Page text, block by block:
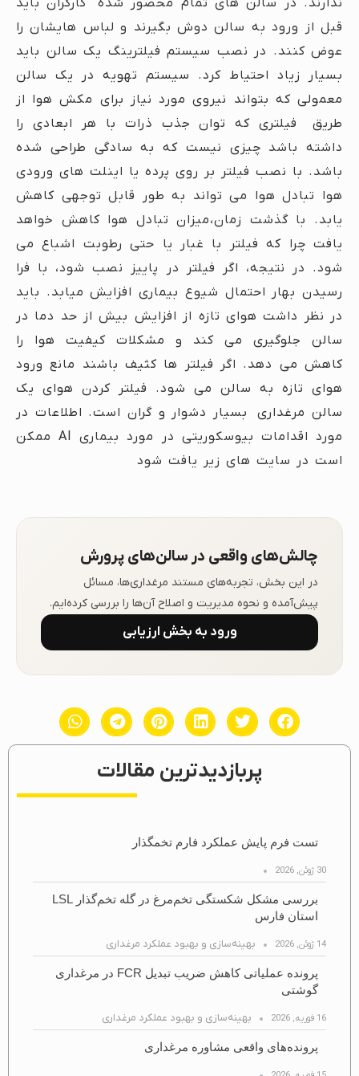
ندارند. در سالن های تمام محصور شده کارگران باید
قبل از ورود به سالن دوش بگیرند و لباس هایشان را
عوض کنند. در نصب سیستم فیلترینگ یک سالن باید
بسیار زیاد احتیاط کرد. سیستم تهویه در یک سالن
معمولی که بتواند نیروی مورد نیاز برای مکش هوا از
طریق فیلتری که توان جذب ذرات با هر ابعادی را
داشته باشد چیزی نیست که به سادگی طراحی شده
باشد. با نصب فیلتر بر روی پرده یا اینلت های ورودی
هوا تبادل هوا می تواند به طور قابل توجهی کاهش
یابد. با گذشت زمان،میزان تبادل هوا کاهش خواهد
یافت چرا که فیلتر با غبار یا حتی رطوبت اشباع می
شود. در نتیجه، اگر فیلتر در پاییز نصب شود، با فرا
رسیدن بهار احتمال شیوع بیماری افزایش میابد. باید
در نظر داشت هوای تازه از افزایش بیش از حد دما در
سالن جلوگیری می کند و مشکلات کیفیت هوا را
کاهش می دهد. اگر فیلتر ها کثیف باشند مانع ورود
هوای تازه به سالن می شود. فیلتر کردن هوای یک
سالن مرغداری بسیار دشوار و گران است. اطلاعات در
مورد اقدامات بیوسکوریتی در مورد بیماری AI ممکن
است در سایت های زیر یافت شود
چالش‌های واقعی در سالن‌های پرورش
در این بخش، تجربه‌های مستند مرغداری‌ها، مسائل
پیش‌آمده و نحوه مدیریت و اصلاح آن‌ها را بررسی کرده‌ایم.
ورود به بخش ارزیابی
پربازدیدترین مقالات
تست فرم پایش عملکرد فارم تخمگذار
30 ژوئن, 2026
بررسی مشکل شکستگی تخم‌مرغ در گله تخم‌گذار LSL
استان فارس
14 ژوئن, 2026 بهینه‌سازی و بهبود عملکرد مرغداری
پرونده عملیاتی کاهش ضریب تبدیل FCR در مرغداری
گوشتی
16 فوریه, 2026 بهینه‌سازی و بهبود عملکرد مرغداری
پرونده‌های واقعی مشاوره مرغداری